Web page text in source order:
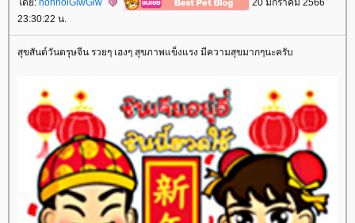
ดย: nonnoiGiwGiw
20 มกราคม 2566
23:30:22 น.
สุขสันต์วันตรุษจีน รวยๆ เฮงๆ สุขภาพแข็งแรง มีความสุขมากๆนะครับ